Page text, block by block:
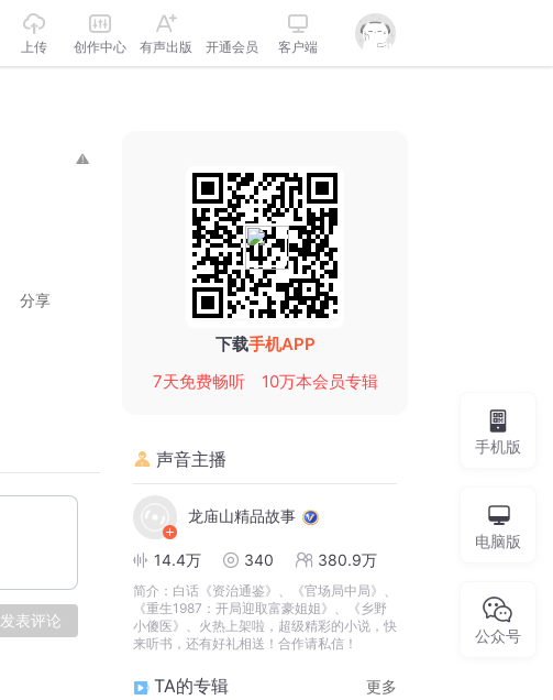
上传 创作中心 有声出版 开通会员 客户端
分享
发表评论
下载手机APP
7天免费畅听
10万本会员专辑
声音主播
龙庙山精品故事
14.4万 340 380.9万
简介： 白话《资治通鉴》、《官场局中局》、
《重生1987：开局迎取富豪姐姐》、《乡野
小傻医》、火热上架啦，超级精彩的小说，快
来听书，还有好礼相送！合作请私信！
TA的专辑 更多
手机版
电脑版
公众号